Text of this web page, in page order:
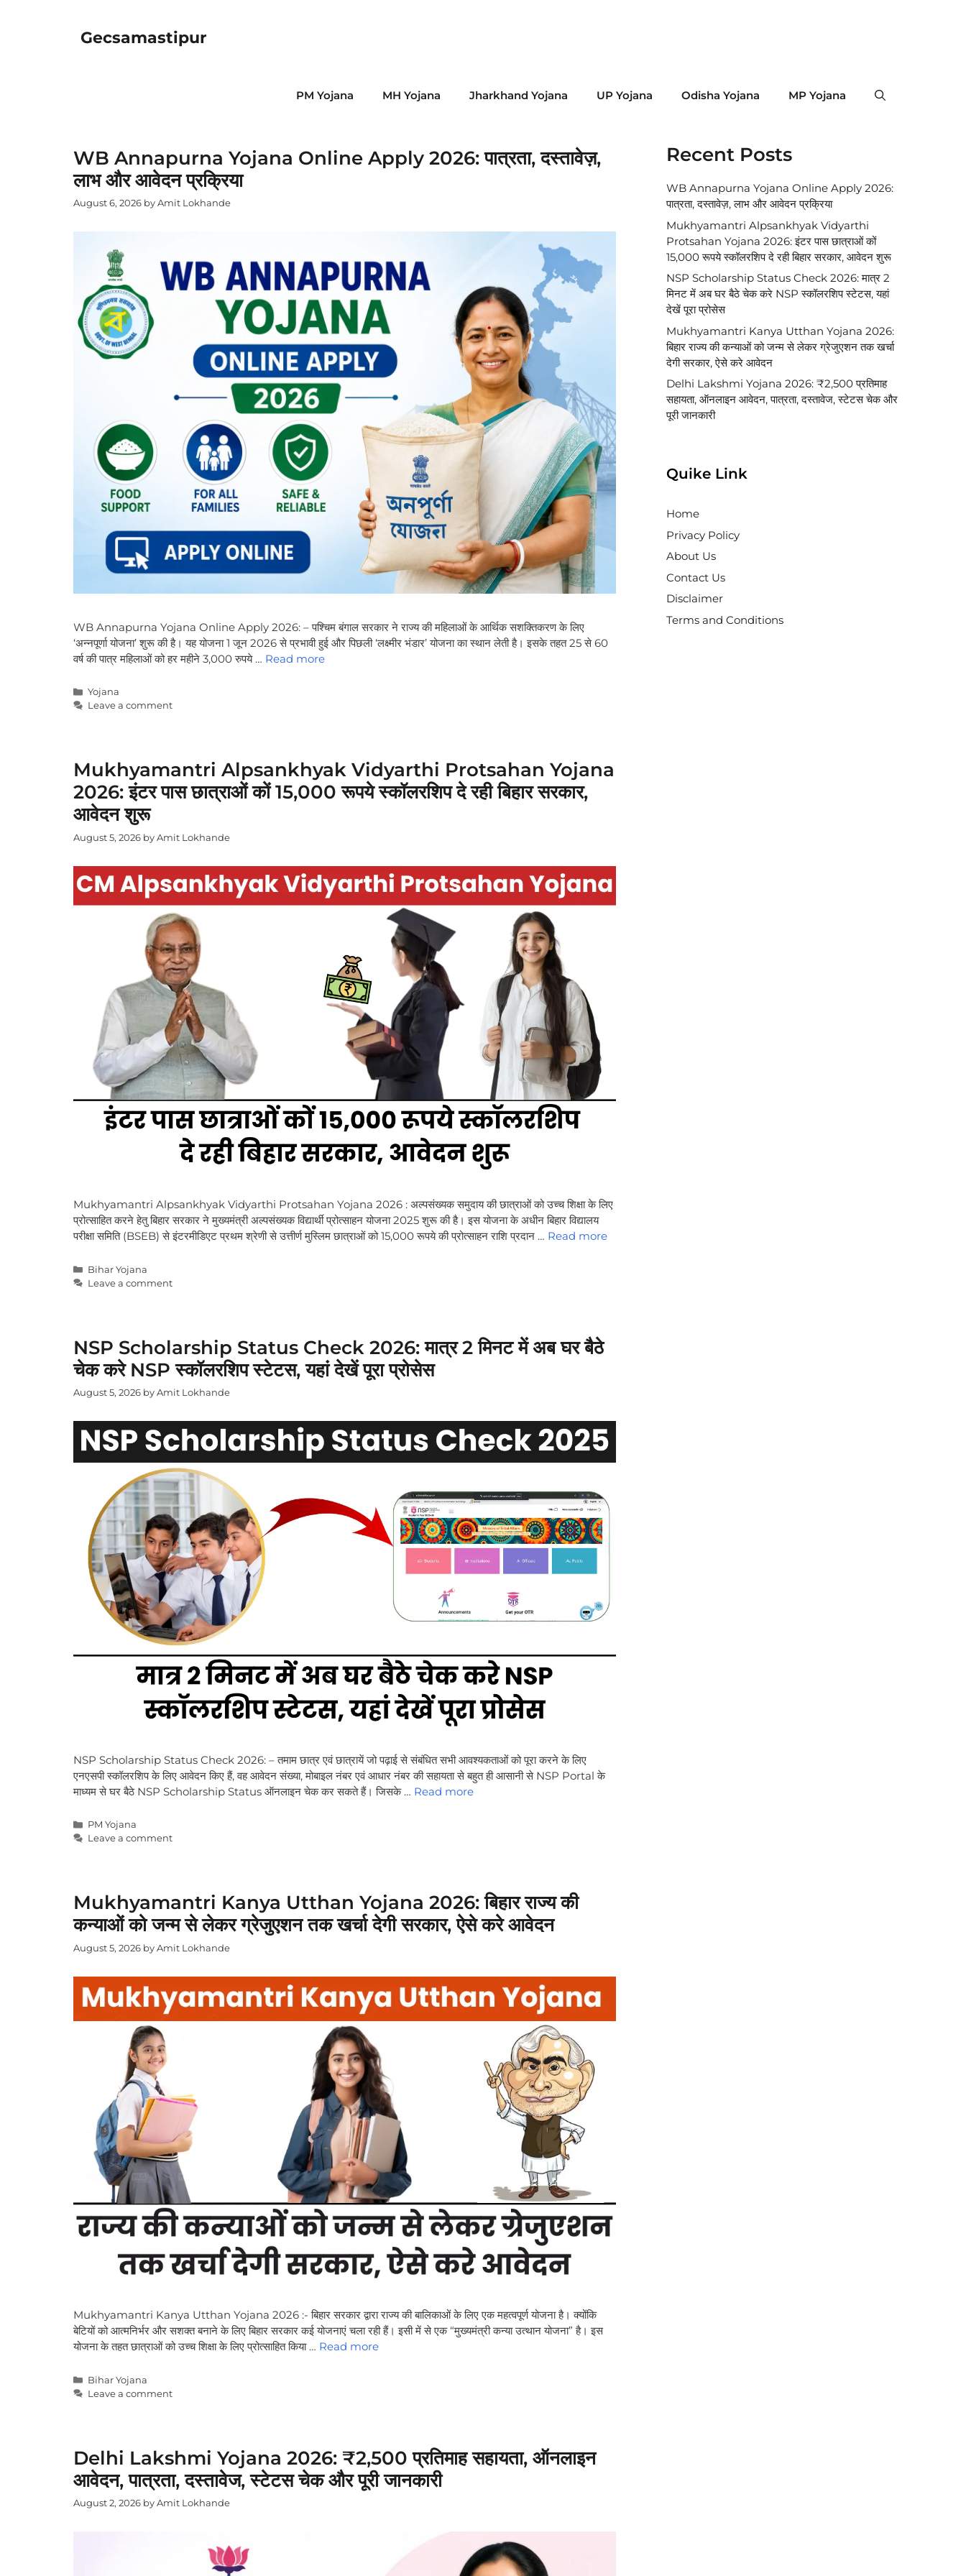
Gecsamastipur
PM Yojana MH Yojana Jharkhand Yojana UP Yojana Odisha Yojana MP Yojana
WB Annapurna Yojana Online Apply 2026: पात्रता, दस्तावेज़,
लाभ और आवेदन प्रक्रिया
August 6, 2026 by Amit Lokhande
WB Annapurna Yojana Online Apply 2026: – पश्चिम बंगाल सरकार ने राज्य की महिलाओं के आर्थिक सशक्तिकरण के लिए
‘अन्नपूर्णा योजना’ शुरू की है। यह योजना 1 जून 2026 से प्रभावी हुई और पिछली ‘लक्ष्मीर भंडार’ योजना का स्थान लेती है। इसके तहत 25 से 60
वर्ष की पात्र महिलाओं को हर महीने 3,000 रुपये … Read more
Categories
Yojana
Leave a comment
Mukhyamantri Alpsankhyak Vidyarthi Protsahan Yojana
2026: इंटर पास छात्राओं कों 15,000 रूपये स्कॉलरशिप दे रही बिहार सरकार,
आवेदन शुरू
August 5, 2026 by Amit Lokhande
Mukhyamantri Alpsankhyak Vidyarthi Protsahan Yojana 2026 : अल्पसंख्यक समुदाय की छात्राओं को उच्च शिक्षा के लिए
प्रोत्साहित करने हेतु बिहार सरकार ने मुख्यमंत्री अल्पसंख्यक विद्यार्थी प्रोत्साहन योजना 2025 शुरू की है। इस योजना के अधीन बिहार विद्यालय
परीक्षा समिति (BSEB) से इंटरमीडिएट प्रथम श्रेणी से उत्तीर्ण मुस्लिम छात्राओं को 15,000 रूपये की प्रोत्साहन राशि प्रदान … Read more
Categories
Bihar Yojana
Leave a comment
NSP Scholarship Status Check 2026: मात्र 2 मिनट में अब घर बैठे
चेक करे NSP स्कॉलरशिप स्टेटस, यहां देखें पूरा प्रोसेस
August 5, 2026 by Amit Lokhande
NSP Scholarship Status Check 2026: – तमाम छात्र एवं छात्रायें जो पढ़ाई से संबंधित सभी आवश्यकताओं को पूरा करने के लिए
एनएसपी स्कॉलरशिप के लिए आवेदन किए हैं, वह आवेदन संख्या, मोबाइल नंबर एवं आधार नंबर की सहायता से बहुत ही आसानी से NSP Portal के
माध्यम से घर बैठे NSP Scholarship Status ऑनलाइन चेक कर सकते हैं। जिसके … Read more
Categories
PM Yojana
Leave a comment
Mukhyamantri Kanya Utthan Yojana 2026: बिहार राज्य की
कन्याओं को जन्म से लेकर ग्रेजुएशन तक खर्चा देगी सरकार, ऐसे करे आवेदन
August 5, 2026 by Amit Lokhande
Mukhyamantri Kanya Utthan Yojana 2026 :- बिहार सरकार द्वारा राज्य की बालिकाओं के लिए एक महत्वपूर्ण योजना है। क्योंकि
बेटियों को आत्मनिर्भर और सशक्त बनाने के लिए बिहार सरकार कई योजनाएं चला रही हैं। इसी में से एक “मुख्यमंत्री कन्या उत्थान योजना” है। इस
योजना के तहत छात्राओं को उच्च शिक्षा के लिए प्रोत्साहित किया … Read more
Categories
Bihar Yojana
Leave a comment
Delhi Lakshmi Yojana 2026: ₹2,500 प्रतिमाह सहायता, ऑनलाइन
आवेदन, पात्रता, दस्तावेज, स्टेटस चेक और पूरी जानकारी
August 2, 2026 by Amit Lokhande
Recent Posts
WB Annapurna Yojana Online Apply 2026:
पात्रता, दस्तावेज़, लाभ और आवेदन प्रक्रिया
Mukhyamantri Alpsankhyak Vidyarthi
Protsahan Yojana 2026: इंटर पास छात्राओं कों
15,000 रूपये स्कॉलरशिप दे रही बिहार सरकार, आवेदन शुरू
NSP Scholarship Status Check 2026: मात्र 2
मिनट में अब घर बैठे चेक करे NSP स्कॉलरशिप स्टेटस, यहां
देखें पूरा प्रोसेस
Mukhyamantri Kanya Utthan Yojana 2026:
बिहार राज्य की कन्याओं को जन्म से लेकर ग्रेजुएशन तक खर्चा
देगी सरकार, ऐसे करे आवेदन
Delhi Lakshmi Yojana 2026: ₹2,500 प्रतिमाह
सहायता, ऑनलाइन आवेदन, पात्रता, दस्तावेज, स्टेटस चेक और
पूरी जानकारी
Quike Link
Home
Privacy Policy
About Us
Contact Us
Disclaimer
Terms and Conditions